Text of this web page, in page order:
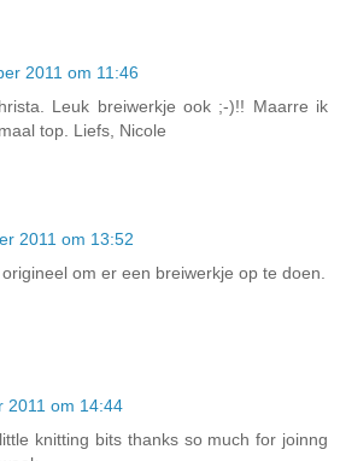
2011 om 11:46
Leuk breiwerkje ook ;-)!! Maarre ik
top. Liefs, Nicole
2011 om 13:52
om er een breiwerkje op te doen.
2011 om 14:44
knitting bits thanks so much for joinng